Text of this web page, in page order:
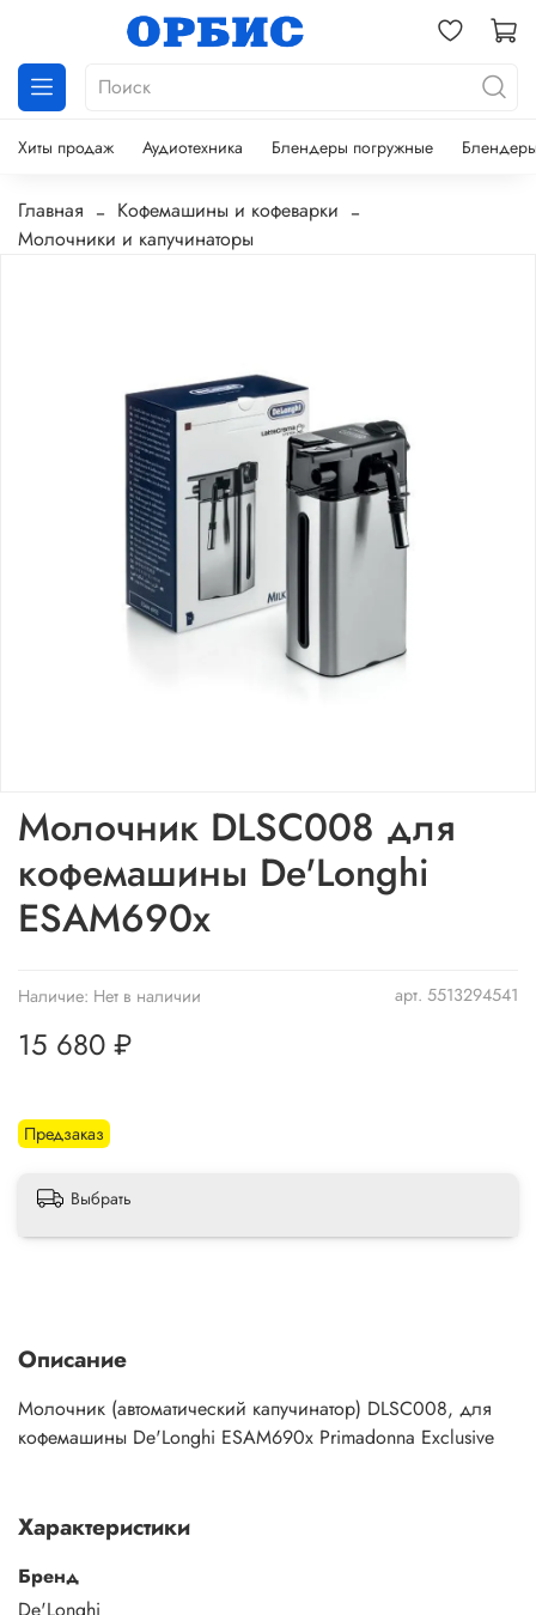
Хиты продаж Аудиотехника Блендеры погружные
Главная
Кофемашины и кофеварки
Молочники и капучинаторы
арт. 5513294541
Наличие: Нет в наличии
Предзаказ
Молочник DLSC008 для
кофемашины De'Longhi
ESAM690x
15 680 ₽
Выбрать
Описание
Молочник (автоматический капучинатор) DLSC008, для
кофемашины De'Longhi ESAM690x Primadonna Exclusive
Характеристики
Бренд
De'Longhi